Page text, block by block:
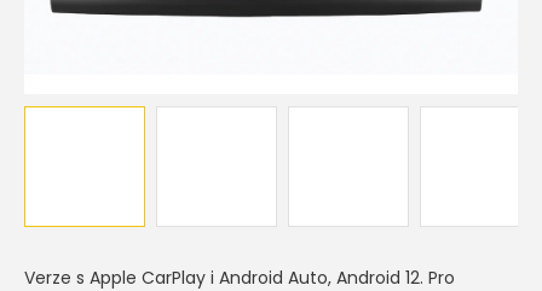
Verze s Apple CarPlay i Android Auto, Android 12. Pro